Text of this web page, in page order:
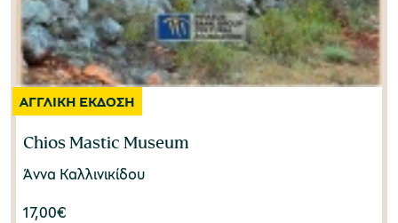
Chios Mastic Museum
Άννα Καλλινικίδου
17,00€